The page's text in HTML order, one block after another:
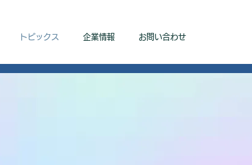
トピックス 企業情報 お問い合わせ